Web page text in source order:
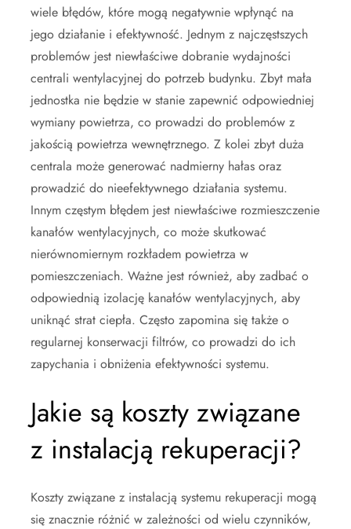
wiele błędów, które mogą negatywnie wpłynąć na
jego działanie i efektywność. Jednym z najczęstszych
problemów jest niewłaściwe dobranie wydajności
centrali wentylacyjnej do potrzeb budynku. Zbyt mała
jednostka nie będzie w stanie zapewnić odpowiedniej
wymiany powietrza, co prowadzi do problemów z
jakością powietrza wewnętrznego. Z kolei zbyt duża
centrala może generować nadmierny hałas oraz
prowadzić do nieefektywnego działania systemu.
Innym częstym błędem jest niewłaściwe rozmieszczenie
kanałów wentylacyjnych, co może skutkować
nierównomiernym rozkładem powietrza w
pomieszczeniach. Ważne jest również, aby zadbać o
odpowiednią izolację kanałów wentylacyjnych, aby
uniknąć strat ciepła. Często zapomina się także o
regularnej konserwacji filtrów, co prowadzi do ich
zapychania i obniżenia efektywności systemu.
Jakie są koszty związane
z instalacją rekuperacji?
Koszty związane z instalacją systemu rekuperacji mogą
się znacznie różnić w zależności od wielu czynników,